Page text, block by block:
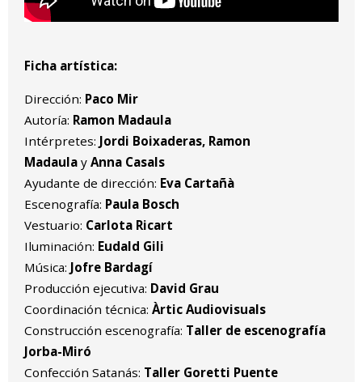
Ficha artística:
Dirección: Paco Mir
Autoría: Ramon Madaula
Intérpretes: Jordi Boixaderas, Ramon
Madaula yAnna Casals
Ayudante de dirección: Eva Cartañà
Escenografía: Paula Bosch
Vestuario: Carlota Ricart
Iluminación: Eudald Gili
Música: Jofre Bardagí
Producción ejecutiva: David Grau
Coordinación técnica: Àrtic Audiovisuals
Construcción escenografía: Taller de escenografía
Jorba-Miró
Confección Satanás: Taller Goretti Puente